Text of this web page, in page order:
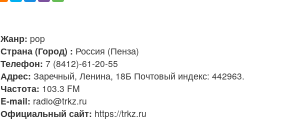
Жанр: pop
Страна (Город) : Россия (Пенза)
Телефон: 7 (8412)-61-20-55
Адрес: Заречный, Ленина, 18Б Почтовый индекс: 442963.
Частота: 103.3 FM
E-mail: radio@trkz.ru
Официальный сайт: https://trkz.ru